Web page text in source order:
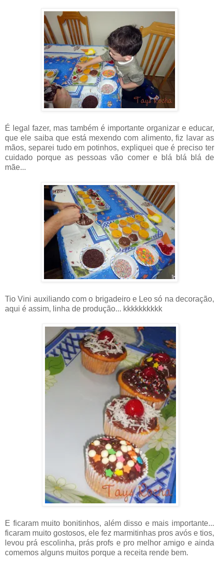
É legal fazer, mas também é importante organizar e educar,
que ele saiba que está mexendo com alimento, fiz lavar as
mãos, separei tudo em potinhos, expliquei que é preciso ter
cuidado porque as pessoas vão comer e blá blá blá de
mãe...
Tio Vini auxiliando com o brigadeiro e Leo só na decoração,
aqui é assim, linha de produção... kkkkkkkkkk
E ficaram muito bonitinhos, além disso e mais importante...
ficaram muito gostosos, ele fez marmitinhas pros avós e tios,
levou prá escolinha, prás profs e pro melhor amigo e ainda
comemos alguns muitos porque a receita rende bem.